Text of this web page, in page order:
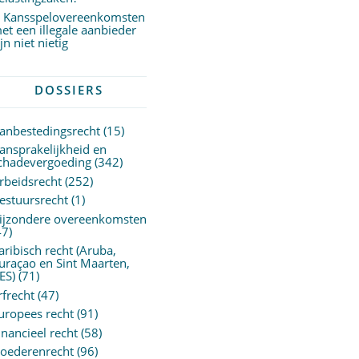
Kansspelovereenkomsten
een illegale aanbieder
niet nietig
DOSSIERS
(15)
en
(342)
(252)
(1)
overeenkomsten
recht (Aruba,
en Sint Maarten,
(71)
(47)
recht(91)
recht(58)
(96)